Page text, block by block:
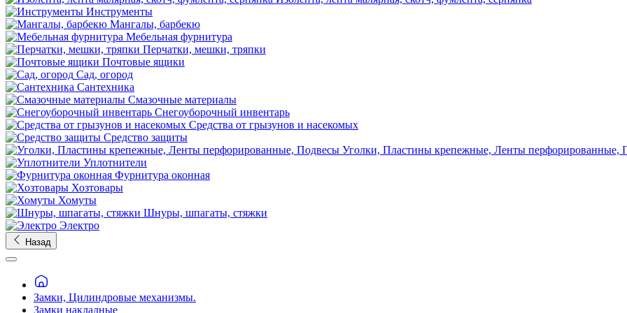
Инструменты
Мангалы, барбекю
Мебельная фурнитура
Перчатки, мешки, тряпки
Почтовые ящики
Сад, огород
Сантехника
Смазочные материалы
Снегоуборочный инвентарь
Средства от грызунов и насекомых
Средство защиты
Уголки, Пластины крепежные, Ленты перфорированные,
Уплотнители
Фурнитура оконная
Хозтовары
Хомуты
Шнуры, шпагаты, стяжки
Электро
Назад
Замки, Цилиндровые механизмы.
Замки накладные